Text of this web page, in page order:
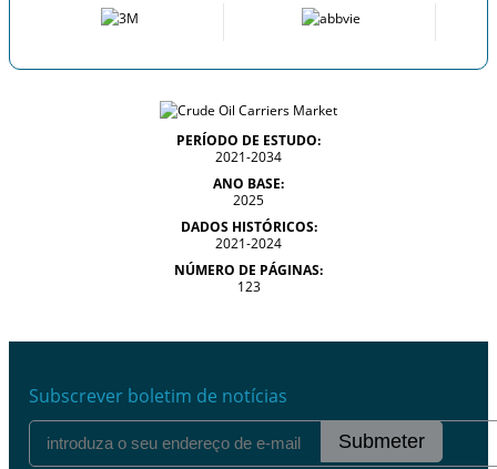
PERÍODO DE ESTUDO:
2021-2034
ANO BASE:
2025
DADOS HISTÓRICOS:
2021-2024
NÚMERO DE PÁGINAS:
123
Subscrever boletim de notícias
Submeter